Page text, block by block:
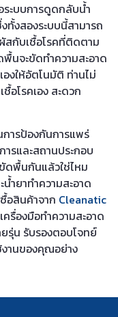
ะบบการดูดกลับน้ำ
งสองระบบนี้สามารถ
สกับเชื้อโรคที่ติดตาม
นจะขัดทำความสะอาด
งให้อัตโนมัติ ท่านไม่
อโรคเอง สะดวก
ารป้องกันการแพร่
ารและสถานประกอบ
ดพื้นกันแล้วใช่ไหม
ำยาทำความสะอาด
อสินค้าจาก Cleanatic
ครื่องมือทำความสะอาด
รุ่น รับรองตอบโจทย์
งานของคุณอย่าง